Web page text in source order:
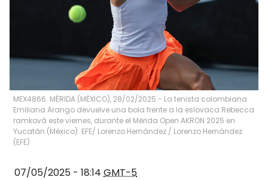
MEX4866. MÉRIDA (MÉXICO), 28/02/2025.- La tenista colombiana
Emiliana Arango devuelve una bola frente a la eslovaca Rebecca
ramková este viernes, durante el Mérida Open AKRON 2025 en
Yucatán (México). EFE/ Lorenzo Hernández / Lorenzo Hernández
(EFE)
07/05/2025 - 18:14 GMT-5